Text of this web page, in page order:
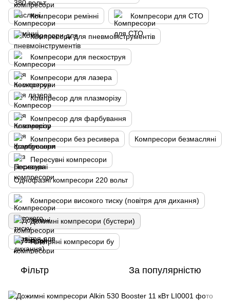
Компресори ремінні Компресори для СТО
Компресори для пневмоінструментів
Компресори для пескоструя
Компресори для лазера
Компресор для плазморізу
Компресор для фарбування
Компресори без ресивера Компресори безмасляні
Пересувні компресори
Однофазні компресори 220 вольт
Компресори високого тиску (повітря для дихання)
Дожимні компресори (бустери)
Повітряні компресори бу
Фільтр За популярністю